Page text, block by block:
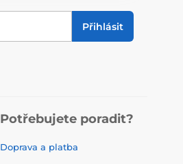
Přihlásit
Potřebujete poradit?
Doprava a platba